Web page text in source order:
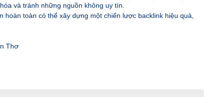
và tránh những nguồn không uy tín.
hoàn toàn có thể xây dựng một chiến lược backlink hiệu quả,
Thơ